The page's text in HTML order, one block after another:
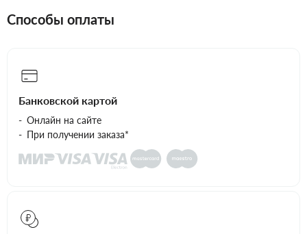
Способы оплаты
Банковской картой
Онлайн на сайте
При получении заказа*